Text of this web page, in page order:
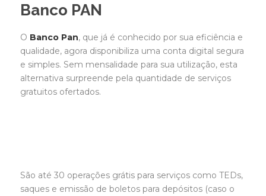
Banco PAN
O Banco Pan, que já é conhecido por sua eficiência e
qualidade, agora disponibiliza uma conta digital segura
e simples. Sem mensalidade para sua utilização, esta
alternativa surpreende pela quantidade de serviços
gratuitos ofertados.
São até 30 operações grátis para serviços como TEDs,
saques e emissão de boletos para depósitos (caso o